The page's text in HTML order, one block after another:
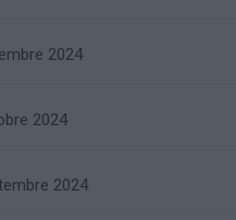
2024
2024
2024